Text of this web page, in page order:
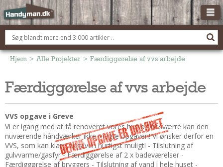
OM HANDYMAN.DK
FÅ 3 TILBUD
BOLIG KØBERÅDGIVNING
Montage Og Nybyg
Reparation Og Vedligehold
Alt Om Køkkenet
Om Materialer
Hjem > Alle Projekter > Færdiggørelse af vvs arbejde
Færdiggørelse af vvs arbejde
VVS opgave i Greve
Vi er igang med at få renoveret vores hus og desværre kan den
nuværende håndværker ikke magte opgaven! Vi ønsker derfor en
VVS, som kan klare opgaven hurtigst muligt! - Tilslutning af
gulvvarme/gasfyr - Færdiggørelse af 2 x badeværelser -
Færdiggørelse af bryggers - Tilslutning af vand i hele huset -